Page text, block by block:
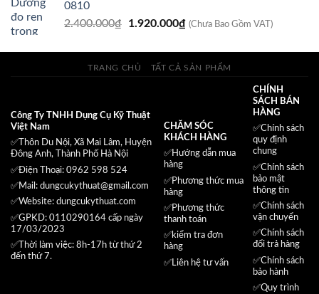
14.700.000₫.
0810
2.400.000₫
Giá
là:
2.400.000₫.
1.920.000₫Giá
tại
là:
(Chưa Bao Gồm VAT)
TRANG CHỦ TẤT CẢ SẢN PHẨM
Công Ty TNHH Dụng Cụ Kỹ Thuật
Việt Nam
✅Thôn Du Nội, Xã Mai Lâm, Huyện
Đông Anh, Thành Phố Hà Nội
✅Điện Thoại: 0962 598 524
✅Mail: dungcukythuat@gmail.com
✅Website: dungcukythuat.com
✅GPKD: 0110290164 cấp ngày
17/03/2023
✅Thời làm việc: 8h-17h từ thứ 2
đến thứ 7.
CHĂM SÓC
KHÁCH HÀNG
✅Hướng dẫn mua
hàng
✅Phương thức mua
hàng
✅Phương thức
thanh toán
✅kiểm tra đơn
hàng
✅Liên hệ tư vấn
CHÍNH
SÁCH BÁN
HÀNG
✅Chính sách
quy định
chung
✅Chính sách
bảo mật
thông tin
✅Chính sách
vận chuyển
✅Chính sách
đổi trả hàng
✅Chính sách
bảo hành
✅Quy trình